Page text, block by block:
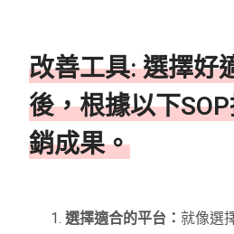
改善工具: 選擇好
後，根據以下
銷成果。
選擇適合的平台：就像選